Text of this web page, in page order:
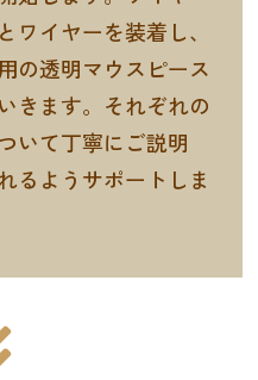
イヤーを装着し、
の透明マウスピース
きます。それぞれの
いて丁寧にご説明
るようサポートしま